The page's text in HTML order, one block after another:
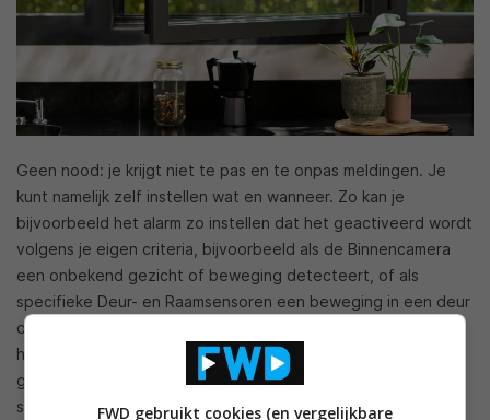
Geen nood: je krijgt niet te pas en te onpas meldingen. Je
kunt namelijk zelf instellen wat en wanneer. Zo kan je
bijvoorbeeld het alarm zo instellen dat het geactiveerd wordt
volgens je eigen criteria, bijvoorbeeld als de Binnencamera
een onbekend gezicht of beweging detecteert, of als
specifieke Deur- en Raamsensoren een beweging in een deur
of raam opmerken. Ook verschillende geluiden zoals
hondengeblaf of een pieptoon kunnen via de app worden
geactiveerd om de aanwezigheid van een persoon te
simuleren en inbrekers af te schrikken.
FWD gebruikt cookies (en vergelijkbare